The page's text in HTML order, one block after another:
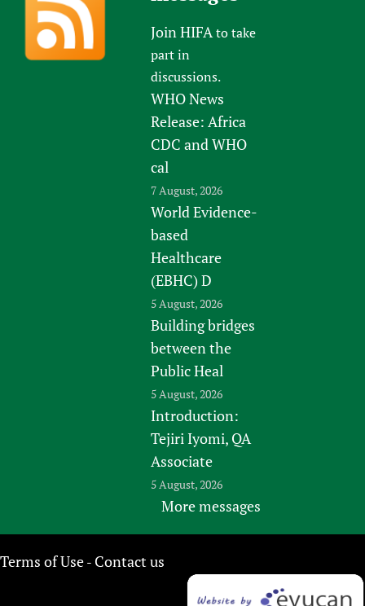
Join HIFAto take
part in
discussions.
WHO News
Release: Africa
CDC and WHO
cal
7 August, 2026
World Evidence-
based
Healthcare
(EBHC) D
5 August, 2026
Building bridges
between the
Public Heal
5 August, 2026
Introduction:
Tejiri Iyomi, QA
Associate
5 August, 2026
More messages
Terms of Use- Contact us